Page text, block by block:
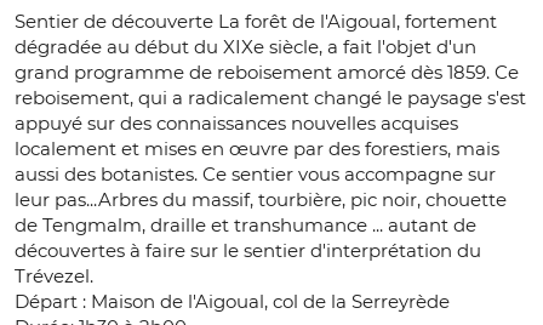
Sentier de découverte La forêt de l'Aigoual, fortement
dégradée au début du XIXe siècle, a fait l'objet d'un
grand programme de reboisement amorcé dès 1859. Ce
reboisement, qui a radicalement changé le paysage s'est
appuyé sur des connaissances nouvelles acquises
localement et mises en œuvre par des forestiers, mais
aussi des botanistes. Ce sentier vous accompagne sur
leur pas...Arbres du massif, tourbière, pic noir, chouette
de Tengmalm, draille et transhumance ... autant de
découvertes à faire sur le sentier d'interprétation du
Trévezel.
Départ : Maison de l'Aigoual, col de la Serreyrède